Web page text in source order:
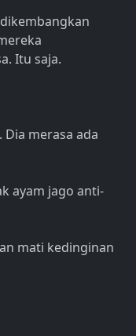
Itu saja.
merasa ada
ayam jago anti-
mati kedinginan